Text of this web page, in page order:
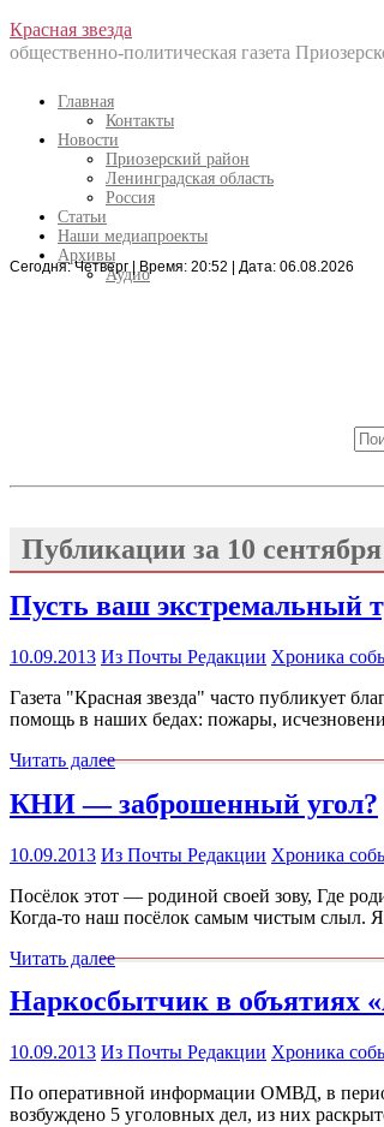
Перейти
к
Красная звезда
общественно-политическая газета
Главная
Контакты
Новости
Приозерский район
Ленинградская область
Россия
Статьи
Наши медиапроекты
Архивы
Аудио
Сегодня: Четверг | Время: 20:52 | Дата: 06.08.2026
Публикации за 10
Пусть ваш экстремальный
10.09.2013 Из Почты Редакции Хроника
Газета "Красная звезда" часто публикует
помощь в наших бедах: пожары,
Читать далее
КНИ — заброшенный угол?
10.09.2013 Из Почты Редакции Хроника
Посёлок этот — родиной своей зову, Где
Когда-то наш посёлок самым чистым слыл.
Читать далее
Наркосбытчик в объятиях
10.09.2013 Из Почты Редакции Хроника
По оперативной информации ОМВД, в период
возбуждено 5 уголовных дел, из них